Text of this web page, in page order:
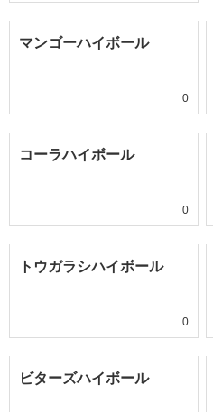
マンゴーハイボール
0
コーラハイボール
0
トウガラシハイボール
0
ビターズハイボール